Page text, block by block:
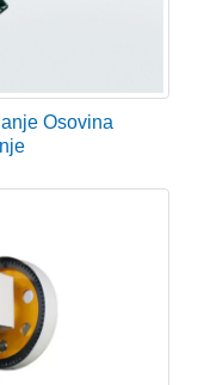
Osovina